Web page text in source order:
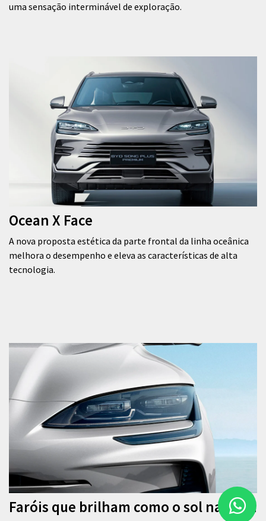
uma sensação interminável de exploração.
Ocean X Face
A nova proposta estética da parte frontal da linha oceânica
melhora o desempenho e eleva as características de alta
tecnologia.
Faróis que brilham como o sol na água